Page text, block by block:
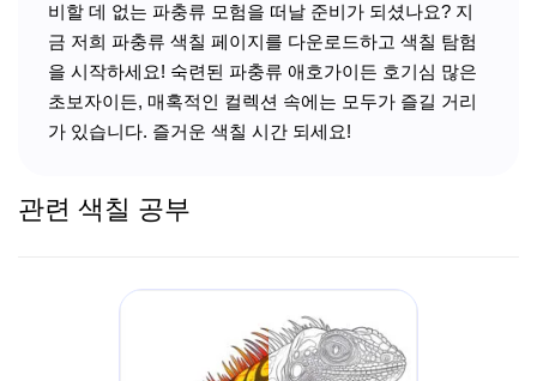
비할 데 없는 파충류 모험을 떠날 준비가 되셨나요? 지
금 저희 파충류 색칠 페이지를 다운로드하고 색칠 탐험
을 시작하세요! 숙련된 파충류 애호가이든 호기심 많은
초보자이든, 매혹적인 컬렉션 속에는 모두가 즐길 거리
가 있습니다. 즐거운 색칠 시간 되세요!
관련 색칠 공부